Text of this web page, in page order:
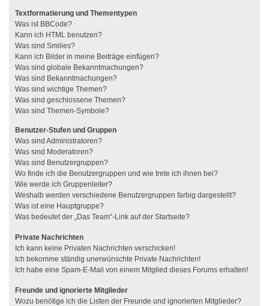
Textformatierung und Thementypen
Was ist BBCode?
Kann ich HTML benutzen?
Was sind Smilies?
Kann ich Bilder in meine Beiträge einfügen?
Was sind globale Bekanntmachungen?
Was sind Bekanntmachungen?
Was sind wichtige Themen?
Was sind geschlossene Themen?
Was sind Themen-Symbole?
Benutzer-Stufen und Gruppen
Was sind Administratoren?
Was sind Moderatoren?
Was sind Benutzergruppen?
Wo finde ich die Benutzergruppen und wie trete ich ihnen bei?
Wie werde ich Gruppenleiter?
Weshalb werden verschiedene Benutzergruppen farbig dargestellt?
Was ist eine Hauptgruppe?
Was bedeutet der „Das Team“-Link auf der Startseite?
Private Nachrichten
Ich kann keine Privaten Nachrichten verschicken!
Ich bekomme ständig unerwünschte Private Nachrichten!
Ich habe eine Spam-E-Mail von einem Mitglied dieses Forums erhalten!
Freunde und ignorierte Mitglieder
Wozu benötige ich die Listen der Freunde und ignorierten Mitglieder?